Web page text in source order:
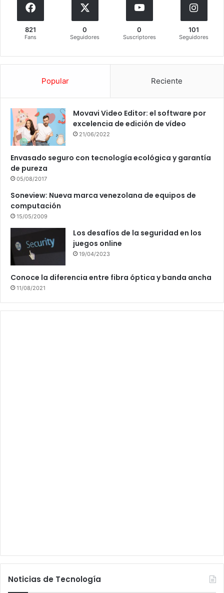
821
Fans
0
Seguidores
0
Suscriptores
101
Seguidores
Popular Reciente
Movavi Video Editor: el software por
excelencia de edición de vídeo
21/06/2022
Envasado seguro con tecnología ecológica y garantía
de pureza
05/08/2017
Soneview: Nueva marca venezolana de equipos de
computación
15/05/2009
Los desafíos de la seguridad en los
juegos online
19/04/2023
Conoce la diferencia entre fibra óptica y banda ancha
11/08/2021
Noticias de Tecnología